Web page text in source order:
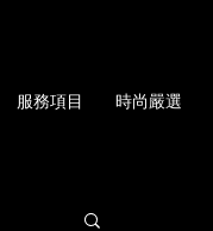
服務項目 時尚嚴選